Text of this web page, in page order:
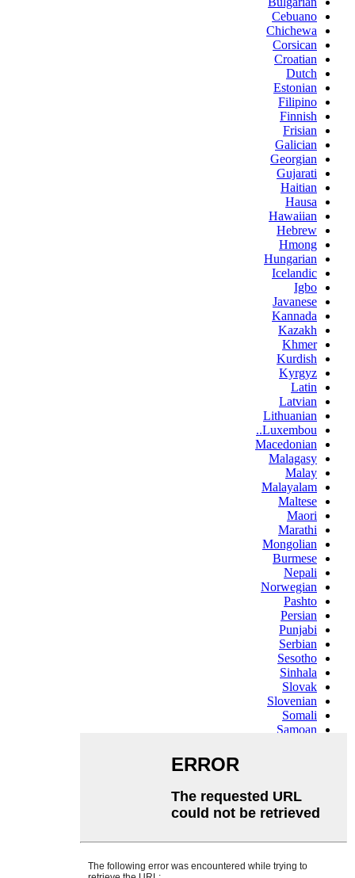
Cebuano
Chichewa
Corsican
Croatian
Dutch
Estonian
Filipino
Finnish
Frisian
Galician
Georgian
Gujarati
Haitian
Hausa
Hawaiian
Hebrew
Hmong
Hungarian
Icelandic
Igbo
Javanese
Kannada
Kazakh
Khmer
Kurdish
Kyrgyz
Latin
Latvian
Lithuanian
Luxembou..
Macedonian
Malagasy
Malay
Malayalam
Maltese
Maori
Marathi
Mongolian
Burmese
Nepali
Norwegian
Pashto
Persian
Punjabi
Serbian
Sesotho
Sinhala
Slovak
Slovenian
Somali
Samoan
Swahili
Tajik
Telugu
Ukrainian